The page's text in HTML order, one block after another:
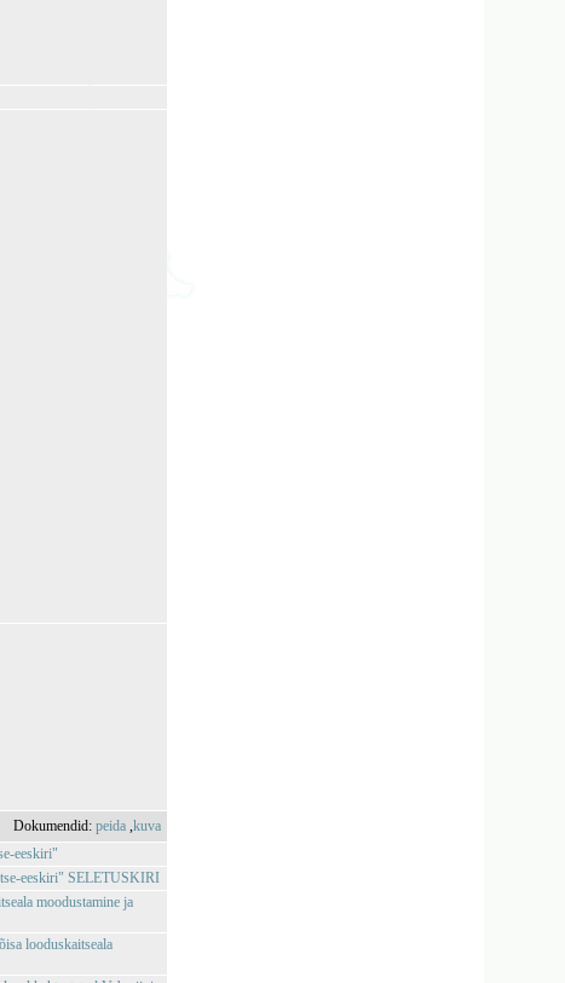
Dokumendid:peida ,kuva
eeskiri"
eeskiri" SELETUSKIRI
moodustamine ja
looduskaitseala